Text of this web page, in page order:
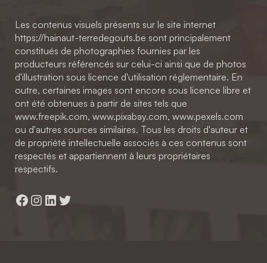
Les contenus visuels présents sur le site internet
https://hainaut-terredegouts.be sont principalement
constitués de photographies fournies par les
producteurs référencés sur celui-ci ainsi que de photos
d'illustration sous licence d'utilisation réglementaire. En
outre, certaines images sont encore sous licence libre et
ont été obtenues à partir de sites tels que
www.freepik.com, www.pixabay.com, www.pexels.com
ou d'autres sources similaires. Tous les droits d'auteur et
de propriété intellectuelle associés à ces contenus sont
respectés et appartiennent à leurs propriétaires
respectifs.
Facebook
Instagram
LinkedIn
Twitter